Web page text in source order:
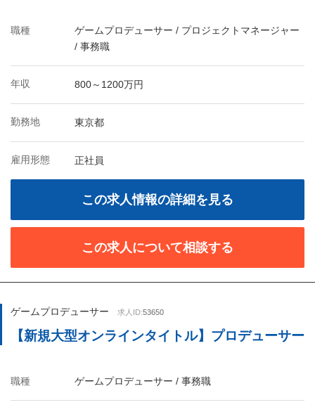
職種
ゲームプロデューサー / プロジェクトマネージャー
/ 事務職
年収 800～1200万円
勤務地 東京都
雇用形態 正社員
この求人情報の詳細を見る
この求人について相談する
ゲームプロデューサー 求人ID:53650
【新規大型オンラインタイトル】プロデューサー
職種 ゲームプロデューサー / 事務職